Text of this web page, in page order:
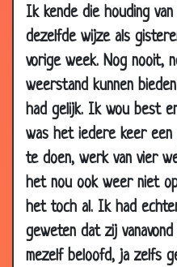
Ik kende die houding
dezelfde wijze als
vorige week. Nog nooit,
weerstand kunnen
had gelijk. Ik wou best
was het iedere keer
te doen, werk van vier
het nou ook weer niet
het toch al. Ik had
geweten dat zij
mezelf beloofd, ja zelfs
2008
Doen alsof
08 Feb
2008
Mooi horloge
04 Feb
2008
Dat was leuk
04 Feb
2008
Dat is vervelend
31 Jan
2008
Toppunt van jaloezie
31 Jan
50 dingen die je